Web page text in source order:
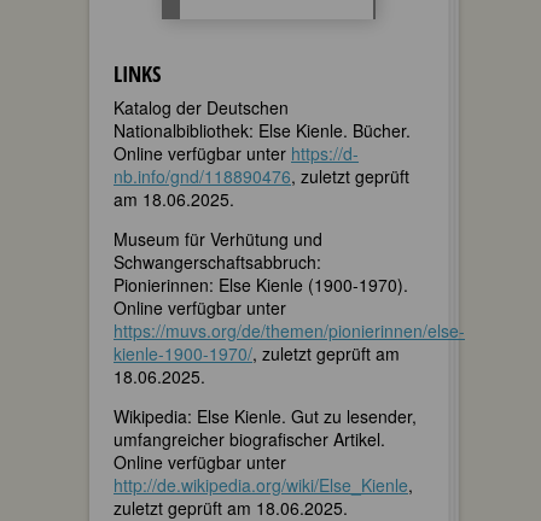
LINKS
Katalog der Deutschen
Nationalbibliothek: Else Kienle. Bücher.
Online verfügbar unter https://d-
nb.info/gnd/118890476, zuletzt geprüft
am 18.06.2025.
Museum für Verhütung und
Schwangerschaftsabbruch:
Pionierinnen: Else Kienle (1900-1970).
Online verfügbar unter
https://muvs.org/de/themen/pionierinnen/else-
kienle-1900-1970/, zuletzt geprüft am
18.06.2025.
Wikipedia: Else Kienle. Gut zu lesender,
umfangreicher biografischer Artikel.
Online verfügbar unter
http://de.wikipedia.org/wiki/Else_Kienle,
zuletzt geprüft am 18.06.2025.